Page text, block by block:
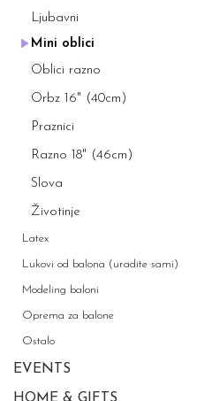
Ljubavni
Mini oblici
Oblici razno
Orbz 16" (40cm)
Praznici
Razno 18" (46cm)
Slova
Životinje
Latex
Lukovi od balona (uradite sami)
Modeling baloni
Oprema za balone
Ostalo
EVENTS